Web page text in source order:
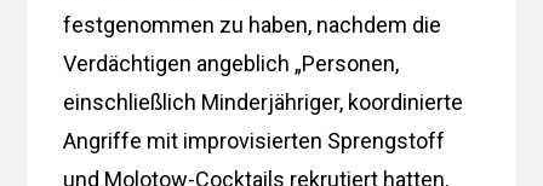
festgenommen zu haben, nachdem die
Verdächtigen angeblich „Personen,
einschließlich Minderjähriger, koordinierte
Angriffe mit improvisierten Sprengstoff
und Molotow-Cocktails rekrutiert hatten.